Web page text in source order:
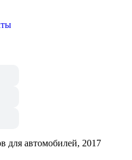
для автомобилей, 2017